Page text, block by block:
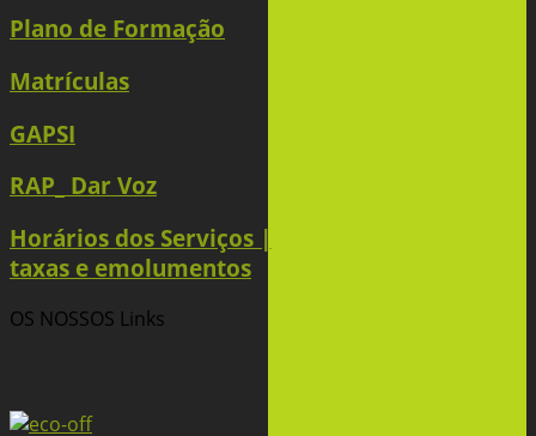
Plano de Formação
Matrículas
GAPSI
RAP_ Dar Voz
Horários dos Serviços |
taxas e emolumentos
OS NOSSOS Links